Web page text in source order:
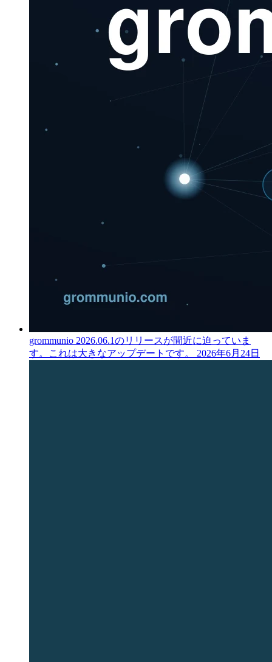
grommunio 2026.06.1のリリースが間近に迫っていま
す。これは大きなアップデートです。
2026年6月24日